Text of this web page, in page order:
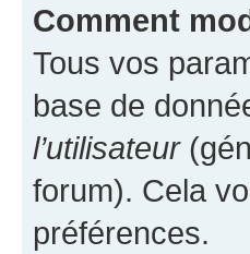
Comment
Tous vos
base de
l’utilisateur
forum). Cela
préférences.